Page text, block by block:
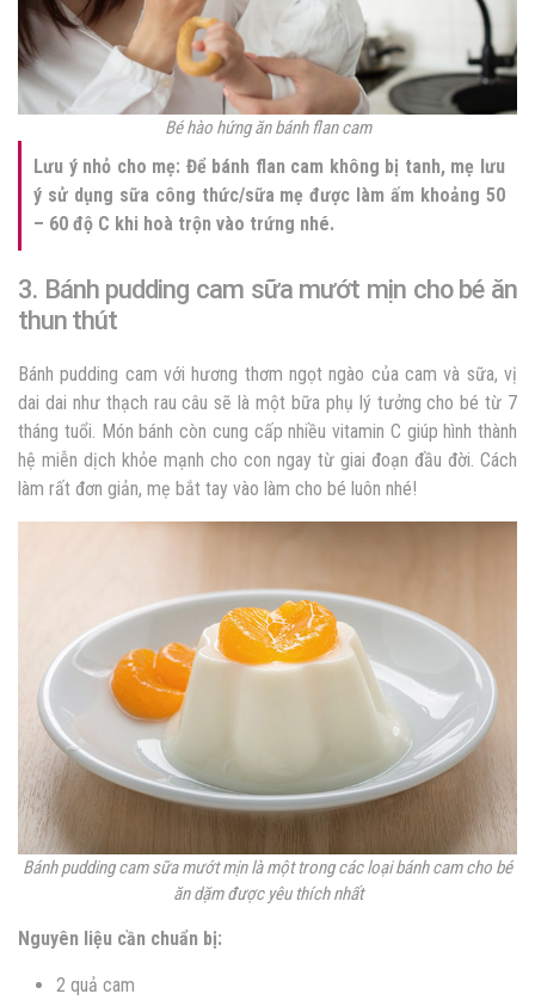
Bé hào hứng ăn bánh flan cam
Lưu ý nhỏ cho mẹ: Để bánh flan cam không bị tanh, mẹ lưu
ý sử dụng sữa công thức/sữa mẹ được làm ấm khoảng 50
– 60 độ C khi hoà trộn vào trứng nhé.
3. Bánh pudding cam sữa mướt mịn cho bé ăn
thun thút
Bánh pudding cam với hương thơm ngọt ngào của cam và sữa, vị
dai dai như thạch rau câu sẽ là một bữa phụ lý tưởng cho bé từ 7
tháng tuổi. Món bánh còn cung cấp nhiều vitamin C giúp hình thành
hệ miễn dịch khỏe mạnh cho con ngay từ giai đoạn đầu đời. Cách
làm rất đơn giản, mẹ bắt tay vào làm cho bé luôn nhé!
Bánh pudding cam sữa mướt mịn là một trong các loạibánh cam cho bé
ăn dặm được yêu thích nhất
Nguyên liệu cần chuẩn bị:
2 quả cam